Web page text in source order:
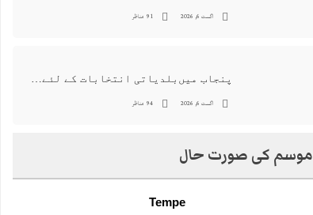
اگست 6, 2026 91 مناظر
پنجاب میں‌بلدیاتی انتخابات کے لئے 12 ارب روپے سے زائد مختص کرنے کی منظوری
اگست 6, 2026 94 مناظر
موسم کی صورت حال
Tempe